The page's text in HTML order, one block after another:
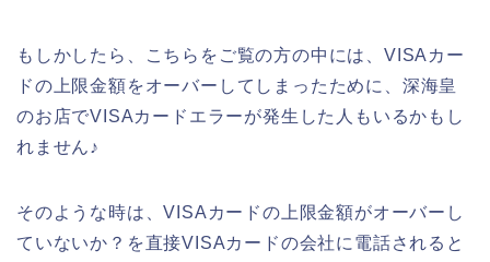
もしかしたら、こちらをご覧の方の中には、VISAカー
ドの上限金額をオーバーしてしまったために、深海皇
のお店でVISAカードエラーが発生した人もいるかもし
れません♪
そのような時は、VISAカードの上限金額がオーバーし
ていないか？を直接VISAカードの会社に電話されると